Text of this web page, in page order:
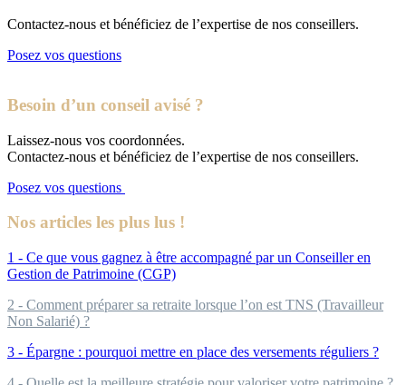
Contactez-nous et bénéficiez de l’expertise de nos conseillers.
Posez vos questions
Besoin d’un conseil avisé ?
Laissez-nous vos coordonnées.
Contactez-nous et bénéficiez de l’expertise de nos conseillers.
Posez vos questions
Nos articles les plus lus !
1 - Ce que vous gagnez à être accompagné par un Conseiller en
Gestion de Patrimoine (CGP)
2 - Comment préparer sa retraite lorsque l’on est TNS (Travailleur
Non Salarié) ?
3 - Épargne : pourquoi mettre en place des versements réguliers ?